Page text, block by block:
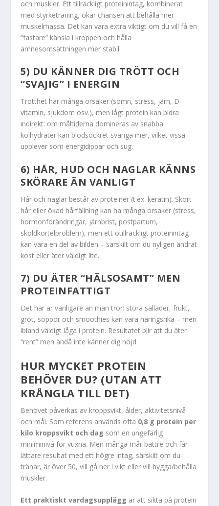
och muskler. Ett tillräckligt proteinintag, kombinerat
med styrketräning, ökar chansen att behålla mer
muskelmassa. Det kan vara extra viktigt om du vill få en
“fastare” känsla i kroppen och hålla
ämnesomsättningen mer stabil.
5) DU KÄNNER DIG TRÖTT OCH
“SVAJIG” I ENERGIN
Trötthet har många orsaker (sömn, stress, järn, D-
vitamin, sjukdom osv.), men lågt protein kan bidra
indirekt: om måltiderna domineras av snabba
kolhydrater kan blodsockret svänga mer, vilket vissa
upplever som energidippar och sug.
6) HÅR, HUD OCH NAGLAR KÄNNS
SKÖRARE ÄN VANLIGT
Hår och naglar består av proteiner (t.ex. keratin). Skört
hår eller ökad hårfällning kan ha många orsaker (stress,
hormonförändringar, järnbrist, postpartum,
sköldkörtelproblem), men ett otillräckligt proteinintag
kan vara en del av bilden – särskilt om du nyligen ändrat
kost eller äter väldigt lite.
7) DU ÄTER “HÄLSOSAMT” MEN
PROTEINFATTIGT
Det här är vanligare än man tror: stora sallader, frukt,
gröt, soppor och smoothies kan vara näringsrika – men
ibland väldigt låga i protein. Resultatet blir att du äter
“rent” men ändå inte känner dig nöjd.
HUR MYCKET PROTEIN
BEHÖVER DU? (UTAN ATT
KRÅNGLA TILL DET)
Behovet påverkas av kroppsvikt, ålder, aktivitetsnivå
och mål. Som referens används ofta 0,8 g protein per
kilo kroppsvikt och dag som en ungefärlig
miniminivå för vuxna. Men många mår bättre och får
lättare resultat med ett högre intag, särskilt om du
tränar, är över 50, vill gå ner i vikt eller vill bygga/behålla
muskler.
Ett praktiskt vardagsupplägg är att sikta på protein